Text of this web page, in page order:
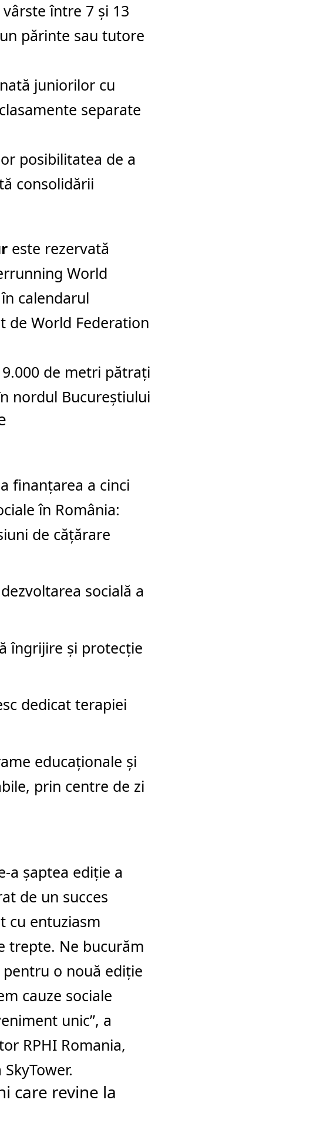
între 7 și 13
părinte sau tutore
juniorilor cu
separate
posibilitatea de a
consolidării
este rezervată
World
calendarul
de World Federation
de metri pătrați
nordul Bucureștiului
finanțarea a cinci
în România:
de cățărare
socială a
îngrijire și protecție
dedicat terapiei
educaționale și
prin centre de zi
a șaptea ediție a
de un succes
cu entuziasm
trepte. Ne bucurăm
o nouă ediție
cauze sociale
unic”, a
RPHI Romania,
care revine la